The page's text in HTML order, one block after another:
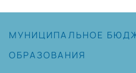
МУНИЦИПАЛЬНОЕ
ОБРАЗОВАНИЯ